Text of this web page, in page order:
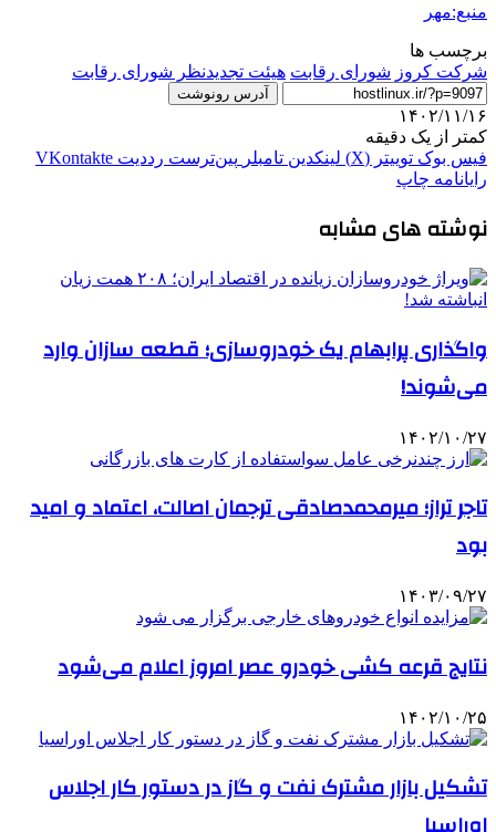
منبع:مهر
برچسب ها
شرکت کروز شورای رقابت هیئت تجدیدنظر شورای رقابت
آدرس رونوشت
۱۴۰۲/۱۱/۱۶
کمتر از یک دقیقه
فیس بوک توییتر (X) لینکدین ‫تامبلر ‫پین‌ترست ‫رددیت ‫VKontakte
رایانامه چاپ
نوشته های مشابه
واگذاری پرابهام یک خودروسازی؛ قطعه سازان وارد
می‌شوند!
۱۴۰۲/۱۰/۲۷
تاجر تراز؛ میرمحمدصادقی ترجمان اصالت، اعتماد و امید
بود
۱۴۰۳/۰۹/۲۷
نتایج قرعه کشی خودرو عصر امروز اعلام می‌شود
۱۴۰۲/۱۰/۲۵
تشکیل بازار مشترک نفت و گاز در دستور کار اجلاس